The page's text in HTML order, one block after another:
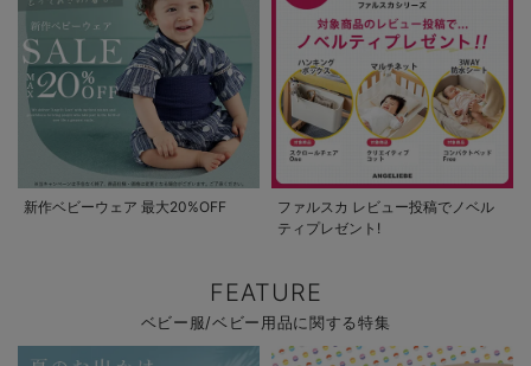
新作ベビーウェア 最大20%OFF
ファルスカ レビュー投稿でノベル
ティプレゼント!
FEATURE
ベビー服/ベビー用品に関する特集